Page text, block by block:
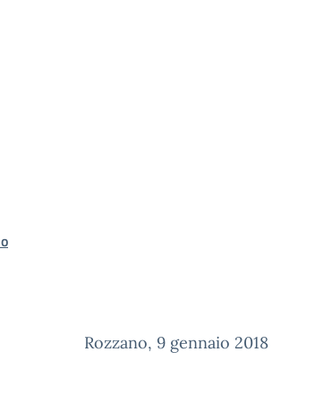
Rozzano, 9 gennaio 2018